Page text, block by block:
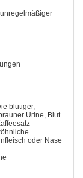
blutiger,
Urine, Blut
oder Nase